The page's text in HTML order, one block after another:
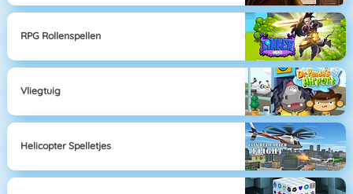
RPG Rollenspellen
Vliegtuig
Helicopter Spelletjes